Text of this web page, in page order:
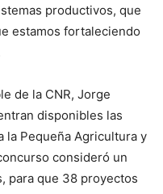
productivos, que
estamos fortaleciendo
de la CNR, Jorge
disponibles las
la Pequeña Agricultura y
consideró un
para que 38 proyectos